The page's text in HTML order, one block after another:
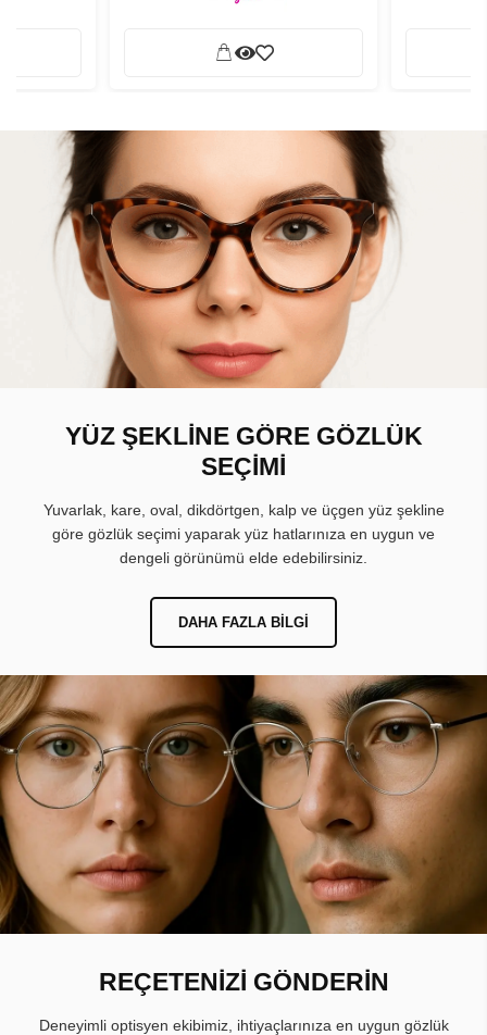
YÜZ ŞEKLİNE GÖRE GÖZLÜK
SEÇİMİ
Yuvarlak, kare, oval, dikdörtgen, kalp ve üçgen yüz şekline
göre gözlük seçimi yaparak yüz hatlarınıza en uygun ve
dengeli görünümü elde edebilirsiniz.
DAHA FAZLA BILGI
REÇETENİZİ GÖNDERİN
Deneyimli optisyen ekibimiz, ihtiyaçlarınıza en uygun gözlük